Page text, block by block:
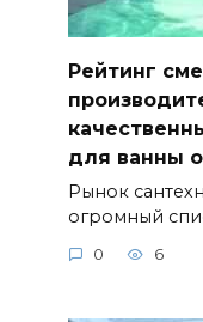
Рейтинг
для ванны
Рынок
огромный
0 6